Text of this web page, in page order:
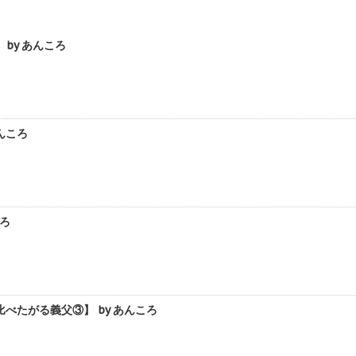
by あんころ
ころ
べたがる義父③】 by あんころ